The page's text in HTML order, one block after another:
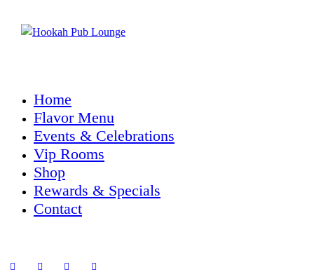
Home
Flavor Menu
Events & Celebrations
Vip Rooms
Shop
Rewards & Specials
Contact